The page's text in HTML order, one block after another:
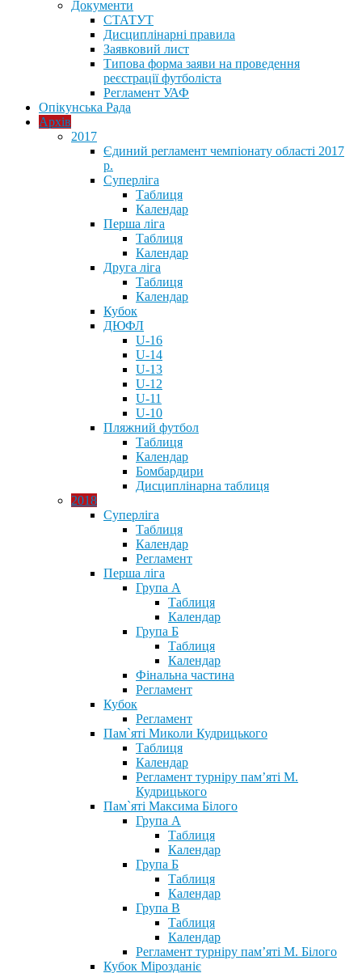
Документи
СТАТУТ
Дисциплінарні правила
Заявковий лист
Типова форма заяви на проведення
реєстрації футболіста
Регламент УАФ
Опікунська Рада
Архів
2017
Єдиний регламент чемпіонату області 2017
р.
Суперліга
Таблиця
Календар
Перша ліга
Таблиця
Календар
Друга ліга
Таблиця
Календар
Кубок
ДЮФЛ
U-16
U-14
U-13
U-12
U-11
U-10
Пляжний футбол
Таблиця
Календар
Бомбардири
Дисциплінарна таблиця
2018
Суперліга
Таблиця
Календар
Регламент
Перша ліга
Група А
Таблиця
Календар
Група Б
Таблиця
Календар
Фінальна частина
Регламент
Кубок
Регламент
Пам`яті Миколи Кудрицького
Таблиця
Календар
Регламент турніру пам’яті М.
Кудрицького
Пам`яті Максима Білого
Група А
Таблиця
Календар
Група Б
Таблиця
Календар
Група В
Таблиця
Календар
Регламент турніру пам’яті М. Білого
Кубок Мірозданіє